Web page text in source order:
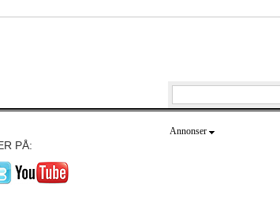
PÅ:
Annonser